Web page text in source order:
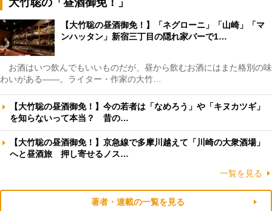
大竹聡の「昼酒御免！」
【大竹聡の昼酒御免！】「ネグローニ」「山崎」「マ
ンハッタン」新宿三丁目の隠れ家バーで1…
お酒はいつ飲んでもいいものだが、昼から飲むお酒にはまた格別の味
わいがある――。ライター・作家の大竹…
【大竹聡の昼酒御免！】今の若者は「なめろう」や「キヌカツギ」
を知らないって本当？ 昔の…
【大竹聡の昼酒御免！】京急線で多摩川越えて「川崎の大衆酒場」
へと昼酒旅 押し寄せるノス…
一覧を見る
著者・連載の一覧を見る